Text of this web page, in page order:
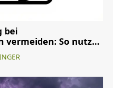
bei
vermeiden: So nutzen